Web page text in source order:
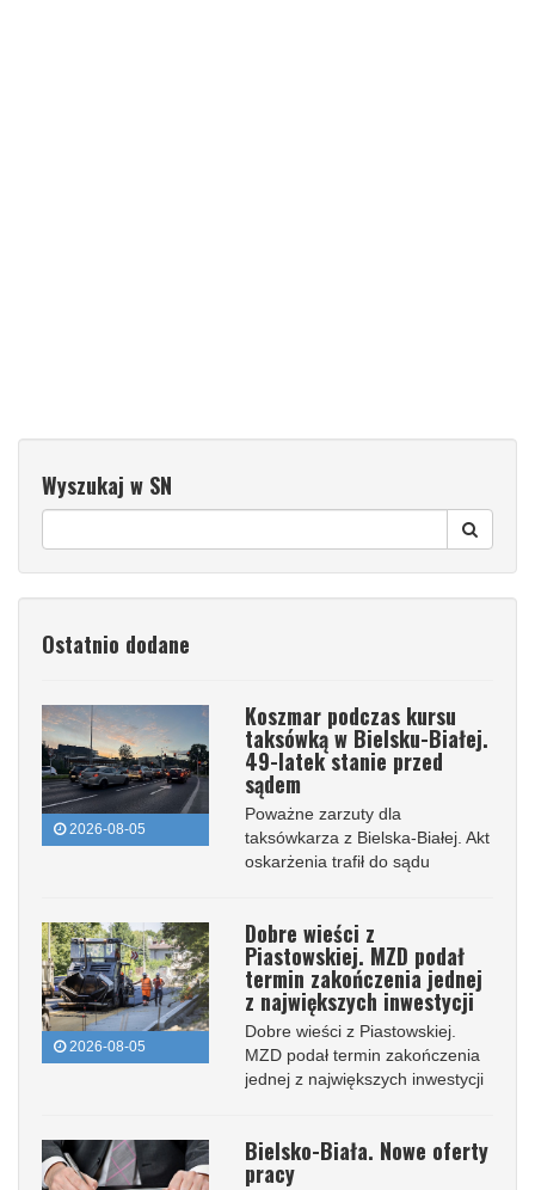
Wyszukaj w SN
Ostatnio dodane
2026-08-05
Koszmar podczas kursu
taksówką w Bielsku-Białej.
49-latek stanie przed
sądem
Poważne zarzuty dla
taksówkarza z Bielska-Białej. Akt
oskarżenia trafił do sądu
2026-08-05
Dobre wieści z
Piastowskiej. MZD podał
termin zakończenia jednej
z największych inwestycji
Dobre wieści z Piastowskiej.
MZD podał termin zakończenia
jednej z największych inwestycji
Bielsko-Biała. Nowe oferty
pracy